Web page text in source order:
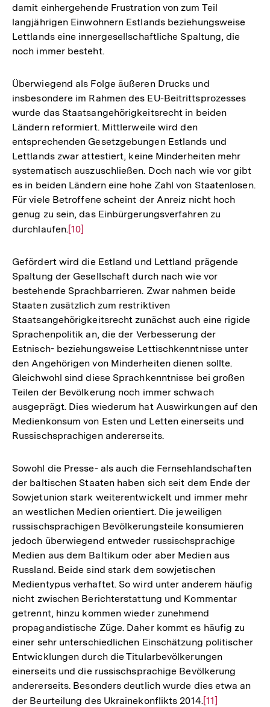
damit einhergehende Frustration von zum Teil
langjährigen Einwohnern Estlands beziehungsweise
Lettlands eine innergesellschaftliche Spaltung, die
noch immer besteht.
Überwiegend als Folge äußeren Drucks und
insbesondere im Rahmen des EU-Beitrittsprozesses
wurde das Staatsangehörigkeitsrecht in beiden
Ländern reformiert. Mittlerweile wird den
entsprechenden Gesetzgebungen Estlands und
Lettlands zwar attestiert, keine Minderheiten mehr
systematisch auszuschließen. Doch nach wie vor gibt
es in beiden Ländern eine hohe Zahl von Staatenlosen.
Für viele Betroffene scheint der Anreiz nicht hoch
genug zu sein, das Einbürgerungsverfahren zu
durchlaufen.Zur
der
Fußnote
[10]
Gefördert wird die Estland und Lettland prägende
Spaltung der Gesellschaft durch nach wie vor
bestehende Sprachbarrieren. Zwar nahmen beide
Staaten zusätzlich zum restriktiven
Staatsangehörigkeitsrecht zunächst auch eine rigide
Sprachenpolitik an, die der Verbesserung der
Estnisch- beziehungsweise Lettischkenntnisse unter
den Angehörigen von Minderheiten dienen sollte.
Gleichwohl sind diese Sprachkenntnisse bei großen
Teilen der Bevölkerung noch immer schwach
ausgeprägt. Dies wiederum hat Auswirkungen auf den
Medienkonsum von Esten und Letten einerseits und
Russischsprachigen andererseits.
Sowohl die Presse- als auch die Fernsehlandschaften
der baltischen Staaten haben sich seit dem Ende der
Sowjetunion stark weiterentwickelt und immer mehr
an westlichen Medien orientiert. Die jeweiligen
russischsprachigen Bevölkerungsteile konsumieren
jedoch überwiegend entweder russischsprachige
Medien aus dem Baltikum oder aber Medien aus
Russland. Beide sind stark dem sowjetischen
Medientypus verhaftet. So wird unter anderem häufig
nicht zwischen Berichterstattung und Kommentar
getrennt, hinzu kommen wieder zunehmend
propagandistische Züge. Daher kommt es häufig zu
einer sehr unterschiedlichen Einschätzung politischer
Entwicklungen durch die Titularbevölkerungen
einerseits und die russischsprachige Bevölkerung
andererseits. Besonders deutlich wurde dies etwa an
der Beurteilung des Ukrainekonflikts 2014.Zur
[11]